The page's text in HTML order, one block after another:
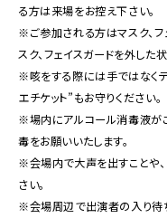
る方は来場をお控え下さい。
※ご参加される方はマスク、フ
スク、フェイスガードを外した
※咳をする際には手ではなくテ
エチケット”もお守りください。
※場内にアルコール消毒液が
毒をお願いいたします。
※会場内で大声を出すことや
さい。
※会場周辺で出演者の入り待